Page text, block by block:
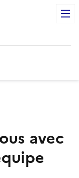
avec